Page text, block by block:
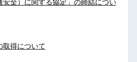
安全）に関する協定」の締結につい
取得について